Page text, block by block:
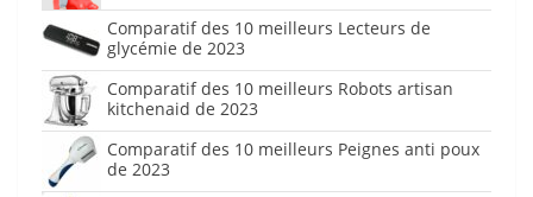
Comparatif des 10 meilleurs Lecteurs de
glycémie de 2023
Comparatif des 10 meilleurs Robots artisan
kitchenaid de 2023
Comparatif des 10 meilleurs Peignes anti poux
de 2023